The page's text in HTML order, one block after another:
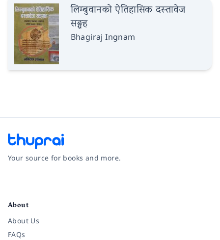
लिम्बुवानको ऐतिहासिक दस्तावेज
सङ्ग्रह
Bhagiraj Ingnam
Your source for books and more.
About
About Us
FAQs